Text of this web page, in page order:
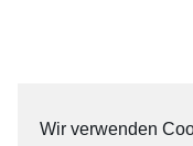
Wir verwenden